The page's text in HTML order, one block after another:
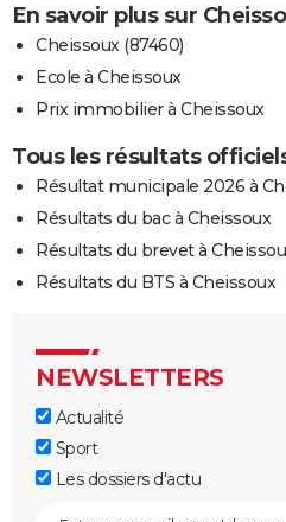
En savoir plus sur
Cheissoux (87460)
Ecole à Cheissoux
Prix immobilier à Cheissoux
Tous les résultats
Résultat municipale 2026 à
Résultats du bac à Cheissoux
Résultats du brevet à
Résultats du BTS à Cheissoux
NEWSLETTERS
Actualité
Sport
Les dossiers d'actu